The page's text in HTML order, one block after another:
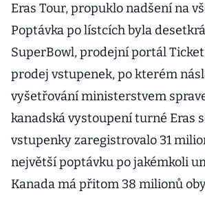
Eras Tour, propuklo nadšení na
Poptávka po lístcích byla
SuperBowl, prodejní portál
prodej vstupenek, po kterém
vyšetřování ministerstvem
kanadská vystoupení turné Eras
vstupenky zaregistrovalo 31
největší poptávku po jakémkoli
Kanada má přitom 38 milionů